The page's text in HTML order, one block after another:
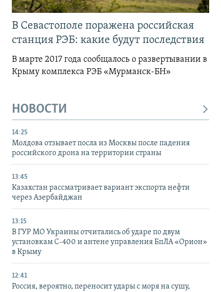
В Севастополе поражена российская
станция РЭБ: какие будут последствия
В марте 2017 года сообщалось о развертывании в
Крыму комплекса РЭБ «Мурманск-БН»
НОВОСТИ
14:25
Молдова отзывает посла из Москвы после падения
российского дрона на территории страны
13:45
Казахстан рассматривает вариант экспорта нефти
через Азербайджан
13:15
В ГУР МО Украины отчитались об ударе по двум
установкам С-400 и антене управления БпЛА «Орион»
в Крыму
12:41
Россия, вероятно, переносит удары с моря на сушу,